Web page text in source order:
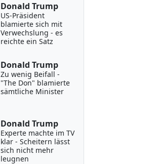
Donald Trump
US-Präsident
blamierte sich mit
Verwechslung - es
reichte ein Satz
Donald Trump
Zu wenig Beifall -
"The Don" blamierte
sämtliche Minister
Donald Trump
Experte machte im TV
klar - Scheitern lässt
sich nicht mehr
leugnen